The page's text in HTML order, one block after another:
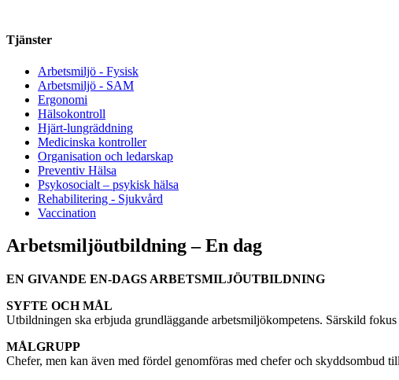
Tjänster
Arbetsmiljö - Fysisk
Arbetsmiljö - SAM
Ergonomi
Hälsokontroll
Hjärt-lungräddning
Medicinska kontroller
Organisation och ledarskap
Preventiv Hälsa
Psykosocialt – psykisk hälsa
Rehabilitering - Sjukvård
Vaccination
Arbetsmiljöutbildning – En dag
EN GIVANDE EN-DAGS ARBETSMILJÖUTBILDNING
SYFTE OCH MÅL
Utbildningen ska erbjuda grundläggande arbetsmiljökompetens. Särskild
MÅLGRUPP
Chefer, men kan även med fördel genomföras med chefer och skyddsombud